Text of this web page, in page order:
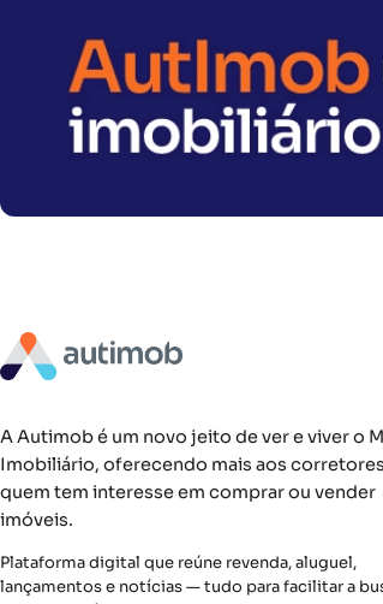
A Autimob é um novo jeito de ver e viver o
Imobiliário, oferecendo mais aos
quem tem interesse em comprar ou vender
imóveis.
Plataforma digital que reúne revenda, aluguel,
lançamentos e notícias — tudo para facilitar a